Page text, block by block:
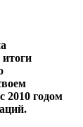
2010 годом